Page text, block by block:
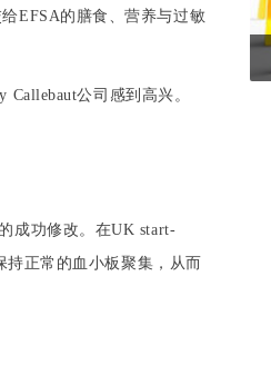
EFSA的 膳食、营养与过敏
Callebaut公司感到 高兴 。
成功修改。在UK start-
持正常的 血小板聚集 ，从而